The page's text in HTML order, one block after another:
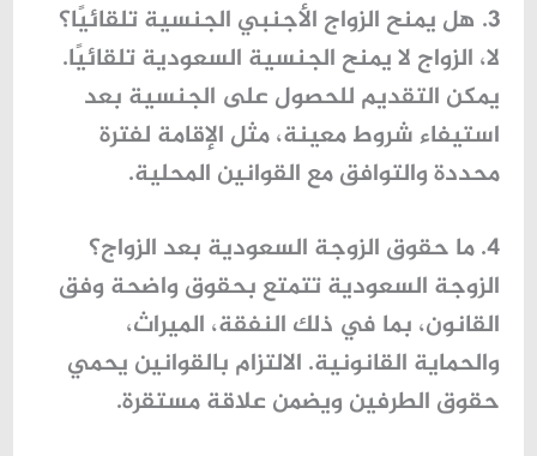
3. هل يمنح الزواج الأجنبي الجنسية تلقائيًا؟
لا، الزواج لا يمنح الجنسية السعودية تلقائيًا.
يمكن التقديم للحصول على الجنسية بعد
استيفاء شروط معينة، مثل الإقامة لفترة
محددة والتوافق مع القوانين المحلية.
4. ما حقوق الزوجة السعودية بعد الزواج؟
الزوجة السعودية تتمتع بحقوق واضحة وفق
القانون، بما في ذلك النفقة، الميراث،
والحماية القانونية. الالتزام بالقوانين يحمي
حقوق الطرفين ويضمن علاقة مستقرة.